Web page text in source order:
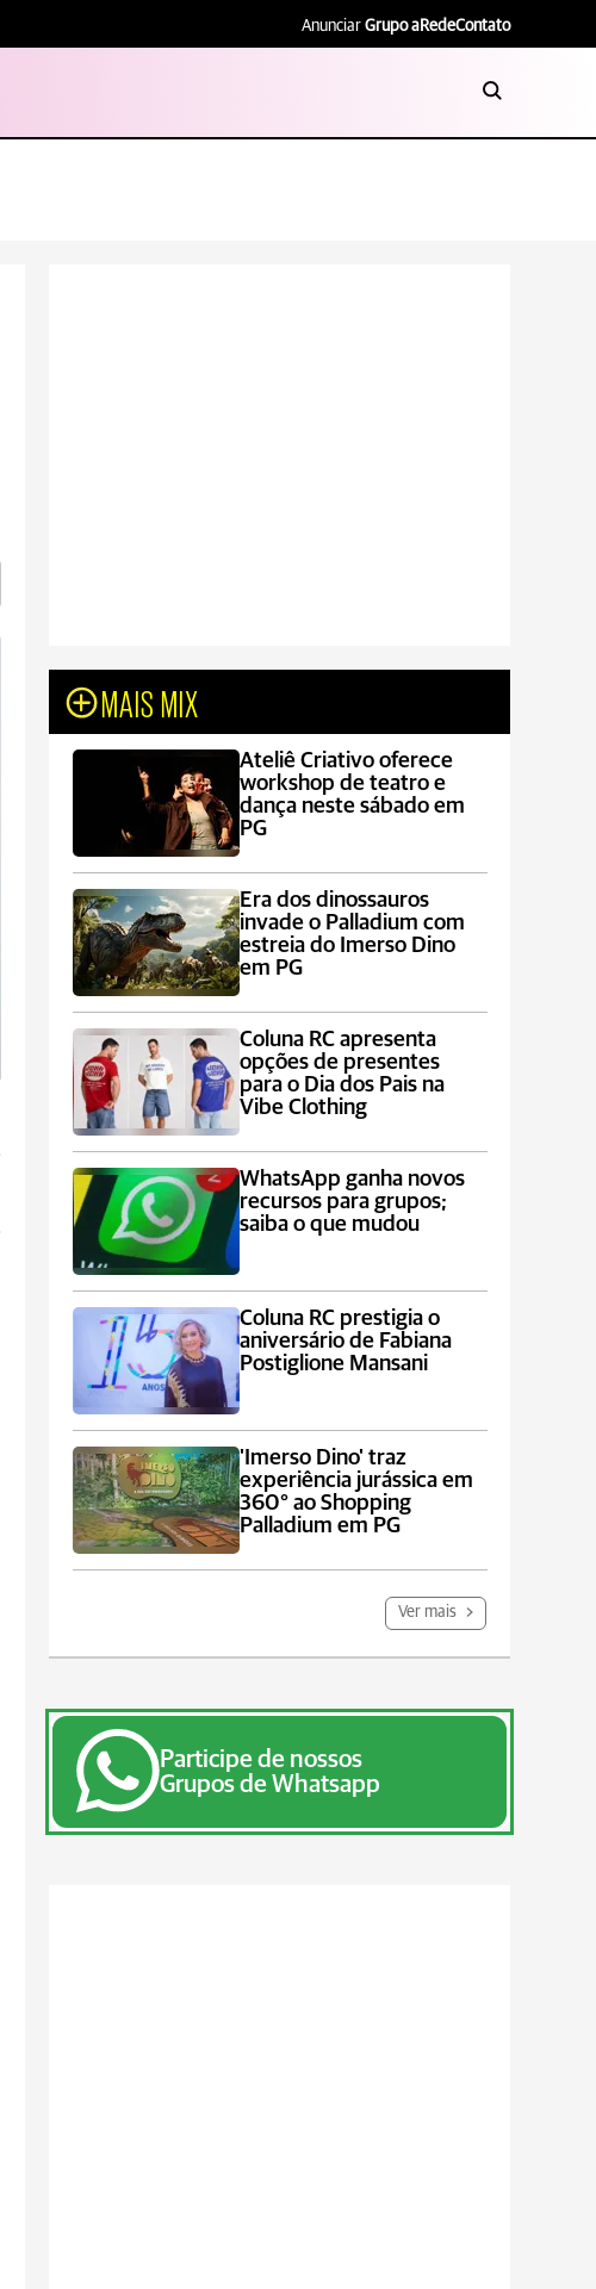
Anunciar Grupo aRedeContato
MAIS MIX
Ateliê Criativo oferece
workshop de teatro e
dança neste sábado em
PG
Era dos dinossauros
invade o Palladium com
estreia do Imerso Dino
em PG
Coluna RC apresenta
opções de presentes
para o Dia dos Pais na
Vibe Clothing
WhatsApp ganha novos
recursos para grupos;
saiba o que mudou
Coluna RC prestigia o
aniversário de Fabiana
Postiglione Mansani
'Imerso Dino' traz
experiência jurássica em
360° ao Shopping
Palladium em PG
Ver mais
Participe de nossos
Grupos de Whatsapp